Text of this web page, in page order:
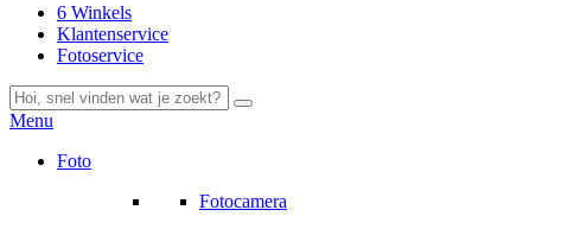
6 Winkels
Klantenservice
Fotoservice
Menu
Foto
Fotocamera